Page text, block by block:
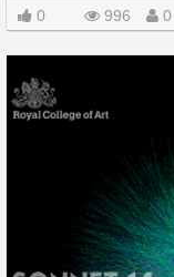
0 996 0